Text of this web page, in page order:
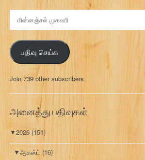
ன
ஞ்
ச
ல்
க
வ
பதிவு செய்க
Join 739 other subscribers
அனைத்து பதிவுகள்
▼2026(151)
▼ஆகஸ்ட் (16)